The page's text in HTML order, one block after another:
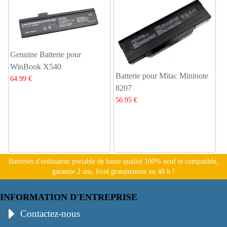
Genuine Batterie pour
WinBook X540
64.99 €
Batterie pour Mitac Mininote
8207
56.95 €
Batteries d'ordinateur portable de haute qualité 100% neuf et compatible,
garantie 2 ans, livré gratuitement en 48 h !
INFORMATION D'ENTREPRISE
Contactez-nous